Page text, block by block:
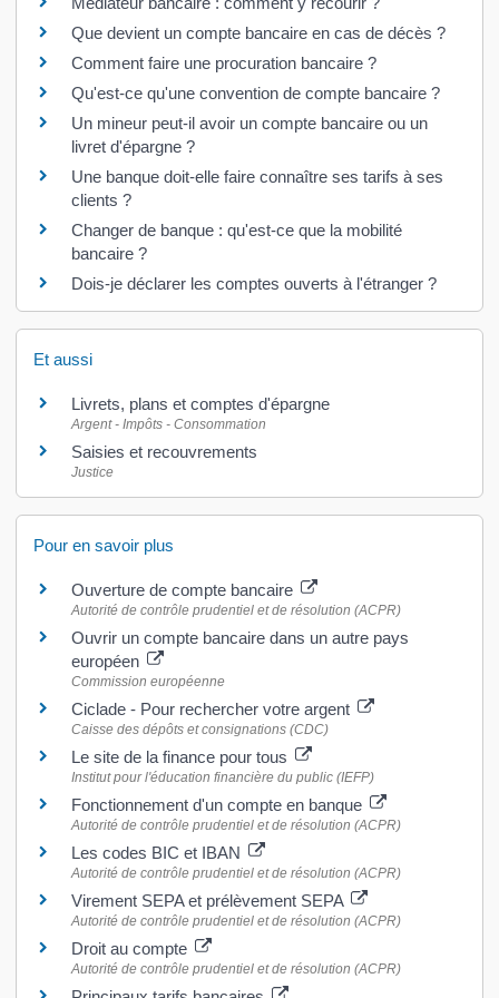
Que devient un compte bancaire en cas de décès ?
Comment faire une procuration bancaire ?
Qu'est-ce qu'une convention de compte bancaire ?
Un mineur peut-il avoir un compte bancaire ou un
livret d'épargne ?
Une banque doit-elle faire connaître ses tarifs à ses
clients ?
Changer de banque : qu'est-ce que la mobilité
bancaire ?
Dois-je déclarer les comptes ouverts à l'étranger ?
Et aussi
Livrets, plans et comptes d'épargne
Argent - Impôts - Consommation
Saisies et recouvrements
Justice
Pour en savoir plus
Ouverture de compte bancaire
Autorité de contrôle prudentiel et de résolution (ACPR)
Ouvrir un compte bancaire dans un autre pays
européen
Commission européenne
Ciclade - Pour rechercher votre argent
Caisse des dépôts et consignations (CDC)
Le site de la finance pour tous
Institut pour l'éducation financière du public (IEFP)
Fonctionnement d'un compte en banque
Autorité de contrôle prudentiel et de résolution (ACPR)
Les codes BIC et IBAN
Autorité de contrôle prudentiel et de résolution (ACPR)
Virement SEPA et prélèvement SEPA
Autorité de contrôle prudentiel et de résolution (ACPR)
Droit au compte
Autorité de contrôle prudentiel et de résolution (ACPR)